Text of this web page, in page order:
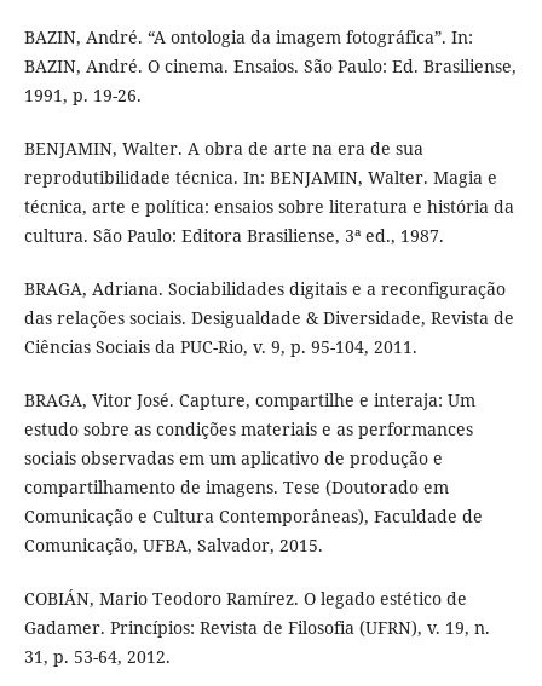
BAZIN, André. “A ontologia da imagem fotográfica”. In:
BAZIN, André. O cinema. Ensaios. São Paulo: Ed. Brasiliense,
1991, p. 19-26.
BENJAMIN, Walter. A obra de arte na era de sua
reprodutibilidade técnica. In: BENJAMIN, Walter. Magia e
técnica, arte e política: ensaios sobre literatura e história da
cultura. São Paulo: Editora Brasiliense, 3ª ed., 1987.
BRAGA, Adriana. Sociabilidades digitais e a reconfiguração
das relações sociais. Desigualdade & Diversidade, Revista de
Ciências Sociais da PUC-Rio, v. 9, p. 95-104, 2011.
BRAGA, Vitor José. Capture, compartilhe e interaja: Um
estudo sobre as condições materiais e as performances
sociais observadas em um aplicativo de produção e
compartilhamento de imagens. Tese (Doutorado em
Comunicação e Cultura Contemporâneas), Faculdade de
Comunicação, UFBA, Salvador, 2015.
COBIÁN, Mario Teodoro Ramírez. O legado estético de
Gadamer. Princípios: Revista de Filosofia (UFRN), v. 19, n.
31, p. 53-64, 2012.